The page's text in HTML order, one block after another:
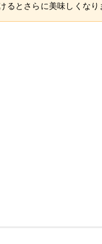
とさらに美味しくなり